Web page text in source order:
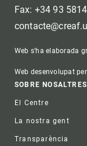
Fax: +34 93
Web s'ha elaborada
Web desenvolupat
Footer
SOBRE NOSALTRES
El Centre
La nostra gent
Transparència